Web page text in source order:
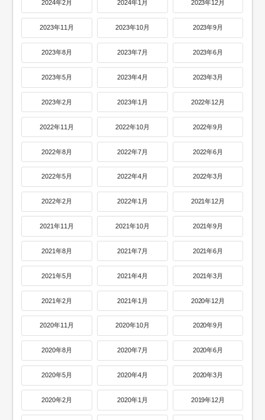
2024年2月 2024年1月 2023年12月
2023年11月 2023年10月 2023年9月
2023年8月 2023年7月 2023年6月
2023年5月 2023年4月 2023年3月
2023年2月 2023年1月 2022年12月
2022年11月 2022年10月 2022年9月
2022年8月 2022年7月 2022年6月
2022年5月 2022年4月 2022年3月
2022年2月 2022年1月 2021年12月
2021年11月 2021年10月 2021年9月
2021年8月 2021年7月 2021年6月
2021年5月 2021年4月 2021年3月
2021年2月 2021年1月 2020年12月
2020年11月 2020年10月 2020年9月
2020年8月 2020年7月 2020年6月
2020年5月 2020年4月 2020年3月
2020年2月 2020年1月 2019年12月